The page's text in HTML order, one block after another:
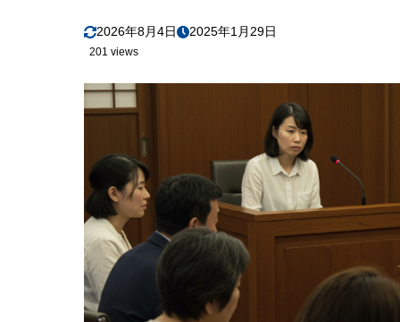
2026年8月4日 2025年1月29日
201 views